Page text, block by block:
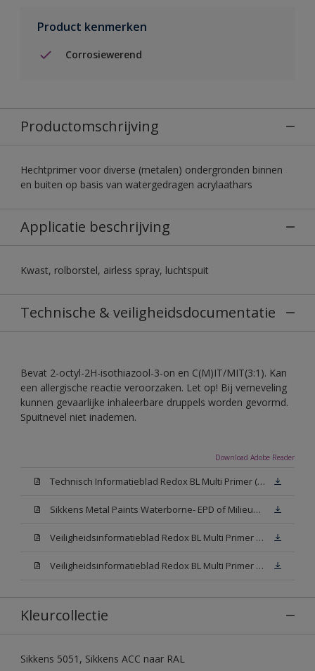
Product kenmerken
Corrosiewerend
Productomschrijving
Hechtprimer voor diverse (metalen) ondergronden binnen
en buiten op basis van watergedragen acrylaathars
Applicatie beschrijving
Kwast, rolborstel, airless spray, luchtspuit
Technische & veiligheidsdocumentatie
Bevat 2-octyl-2H-isothiazool-3-on en C(M)IT/MIT(3:1). Kan
een allergische reactie veroorzaken. Let op! Bij verneveling
kunnen gevaarlijke inhaleerbare druppels worden gevormd.
Spuitnevel niet inademen.
Download Adobe Reader
Technisch Informatieblad Redox BL Multi Primer (PDF)
Sikkens Metal Paints Waterborne- EPD of Milieuproductverklaring
Veiligheidsinformatieblad Redox BL Multi Primer W05 (MSDS)
Veiligheidsinformatieblad Redox BL Multi Primer N00 (MSDS)
Kleurcollectie
Sikkens 5051, Sikkens ACC naar RAL